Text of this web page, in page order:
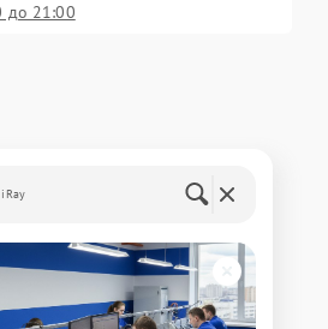
до 21:00